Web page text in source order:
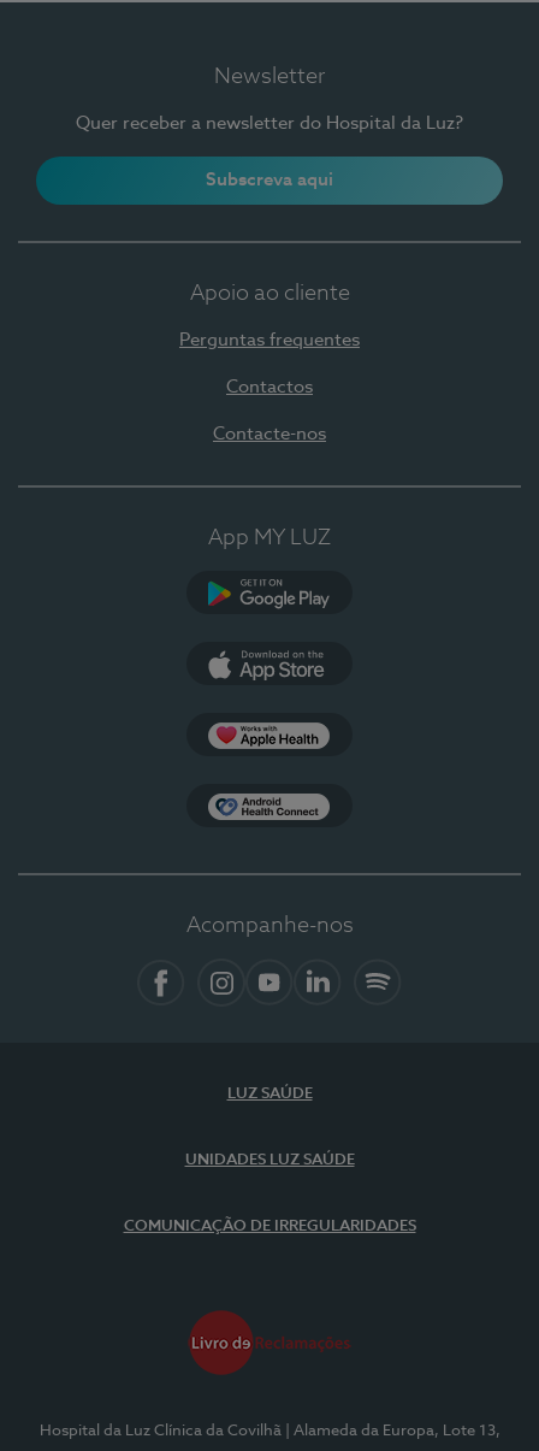
Newsletter
Quer receber a newsletter do Hospital da Luz?
Subscreva aqui
Apoio ao cliente
Perguntas frequentes
Contactos
Contacte-nos
App MY LUZ
Acompanhe-nos
LUZ SAÚDE
UNIDADES LUZ SAÚDE
COMUNICAÇÃO DE IRREGULARIDADES
Hospital da Luz Clínica da Covilhã
| Alameda da Europa, Lote 13,